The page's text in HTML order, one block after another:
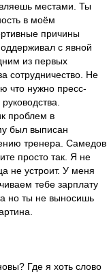
местами. Ты
в моём
причины
с явной
из первых
сотрудничество. Не
что нужно пресс-
проблем в
был выписан
тренера. Самедов
просто так. Я не
не устроит. У меня
тебе зарплату
но ты не выносишь
Где я хоть слово